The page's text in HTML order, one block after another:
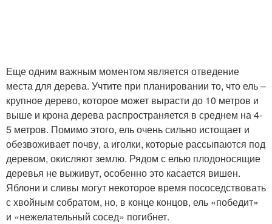
Еще одним важным моментом является отведение
места для дерева. Учтите при планировании то, что ель –
крупное дерево, которое может вырасти до 10 метров и
выше и крона дерева распространяется в среднем на 4-
5 метров. Помимо этого, ель очень сильно истощает и
обезвоживает почву, а иголки, которые рассыпаются под
деревом, окисляют землю. Рядом с елью плодоносящие
деревья не выживут, особенно это касается вишен.
Яблони и сливы могут некоторое время пососедствовать
с хвойным собратом, но, в конце концов, ель «победит»
и «нежелательный сосед» погибнет.